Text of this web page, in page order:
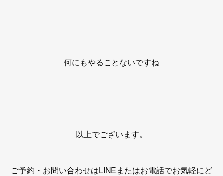
何にもやることないですね
以上でございます。
ご予約・お問い合わせはLINEまたはお電話でお気軽にど